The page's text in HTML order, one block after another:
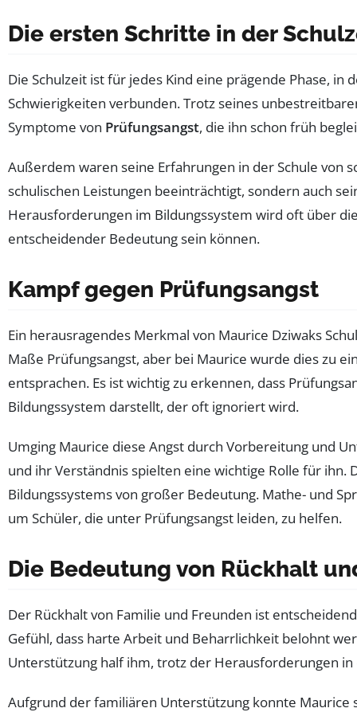
Die ersten Schritte in der
Die Schulzeit ist für jedes Kind eine prägende Phase,
Schwierigkeiten verbunden. Trotz seines
Symptome von Prüfungsangst, die ihn schon früh
Außerdem waren seine Erfahrungen in der Schule von
schulischen Leistungen beeinträchtigt, sondern auch
Herausforderungen im Bildungssystem wird oft über
entscheidender Bedeutung sein können.
Kampf gegen Prüfungsangst
Ein herausragendes Merkmal von Maurice Dziwaks
Maße Prüfungsangst, aber bei Maurice wurde dies zu
entsprachen. Es ist wichtig zu erkennen, dass
Bildungssystem darstellt, der oft ignoriert wird.
Umging Maurice diese Angst durch Vorbereitung und
und ihr Verständnis spielten eine wichtige Rolle für ihn.
Bildungssystems von großer Bedeutung. Mathe- und
um Schüler, die unter Prüfungsangst leiden, zu helfen.
Die Bedeutung von Rückhalt
Der Rückhalt von Familie und Freunden ist
Gefühl, dass harte Arbeit und Beharrlichkeit belohnt
Unterstützung half ihm, trotz der Herausforderungen in
Aufgrund der familiären Unterstützung konnte Maurice